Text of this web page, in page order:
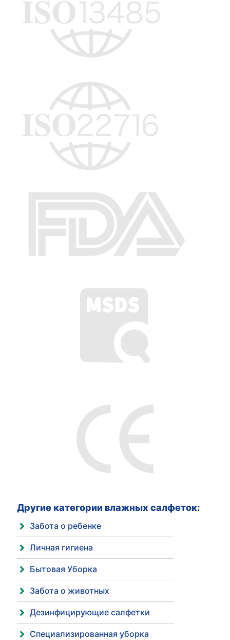
Другие категории влажных салфеток:
Забота о ребенке
Личная гигиена
Бытовая Уборка
Забота о животных
Дезинфицирующие салфетки
Специализированная уборка